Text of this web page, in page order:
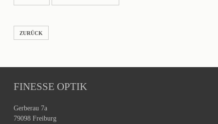
ZURÜCK
FINESSE OPTIK
Gerberau 7a
79098 Freiburg